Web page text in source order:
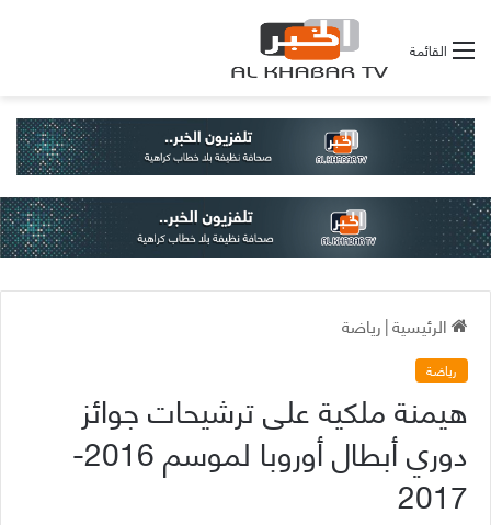
القائمة
الرئيسية|رياضة
رياضة
هيمنة ملكية على ترشيحات جوائز
دوري أبطال أوروبا لموسم 2016-
2017